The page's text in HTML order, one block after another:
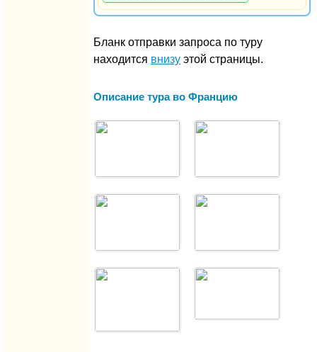
Бланк отправки запроса по туру
находится внизу этой страницы.
Описание тура во Францию